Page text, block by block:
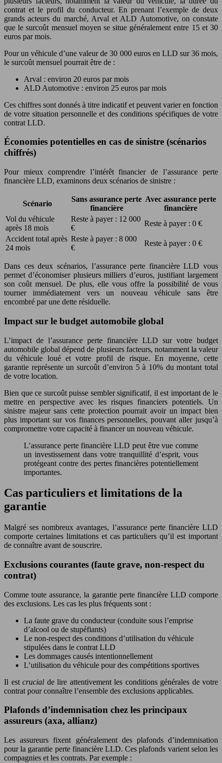
contrat et le profil du conducteur. En prenant l’exemple de deux
grands acteurs du marché, Arval et ALD Automotive, on constate
que le surcoût mensuel moyen se situe généralement entre 15 et 30
euros par mois.
Pour un véhicule d’une valeur de 30 000 euros en LLD sur 36 mois,
le surcoût mensuel pourrait être de :
Arval : environ 20 euros par mois
ALD Automotive : environ 25 euros par mois
Ces chiffres sont donnés à titre indicatif et peuvent varier en fonction
de votre situation personnelle et des conditions spécifiques de votre
contrat LLD.
Économies potentielles en cas de sinistre (scénarios
chiffrés)
Pour mieux comprendre l’intérêt financier de l’assurance perte
financière LLD, examinons deux scénarios de sinistre :
Scénario
Sans assurance perte
financière
Avec assurance perte
financière
Vol du véhicule
après 18 mois
Reste à payer : 12 000
€
Reste à payer : 0 €
Accident total après
24 mois
Reste à payer : 8 000
€
Reste à payer : 0 €
Dans ces deux scénarios, l’assurance perte financière LLD vous
permet d’économiser plusieurs milliers d’euros, justifiant largement
son coût mensuel. De plus, elle vous offre la possibilité de vous
tourner immédiatement vers un nouveau véhicule sans être
encombré par une dette résiduelle.
Impact sur le budget automobile global
L’impact de l’assurance perte financière LLD sur votre budget
automobile global dépend de plusieurs facteurs, notamment la valeur
du véhicule loué et votre profil de risque. En moyenne, cette
garantie représente un surcoût d’environ 5 à 10% du montant total
de votre location.
Bien que ce surcoût puisse sembler significatif, il est important de le
mettre en perspective avec les risques financiers potentiels. Un
sinistre majeur sans cette protection pourrait avoir un impact bien
plus important sur vos finances personnelles, pouvant aller jusqu’à
compromettre votre capacité à financer un nouveau véhicule.
L’assurance perte financière LLD peut être vue comme
un investissement dans votre tranquillité d’esprit, vous
protégeant contre des pertes financières potentiellement
importantes.
Cas particuliers et limitations de la
garantie
Malgré ses nombreux avantages, l’assurance perte financière LLD
comporte certaines limitations et cas particuliers qu’il est important
de connaître avant de souscrire.
Exclusions courantes (faute grave, non-respect du
contrat)
Comme toute assurance, la garantie perte financière LLD comporte
des exclusions. Les cas les plus fréquents sont :
La faute grave du conducteur (conduite sous l’emprise
d’alcool ou de stupéfiants)
Le non-respect des conditions d’utilisation du véhicule
stipulées dans le contrat LLD
Les dommages causés intentionnellement
L’utilisation du véhicule pour des compétitions sportives
Il est crucial de lire attentivement les conditions générales de votre
contrat pour connaître l’ensemble des exclusions applicables.
Plafonds d’indemnisation chez les principaux
assureurs (axa, allianz)
Les assureurs fixent généralement des plafonds d’indemnisation
pour la garantie perte financière LLD. Ces plafonds varient selon les
compagnies et les contrats. Par exemple :